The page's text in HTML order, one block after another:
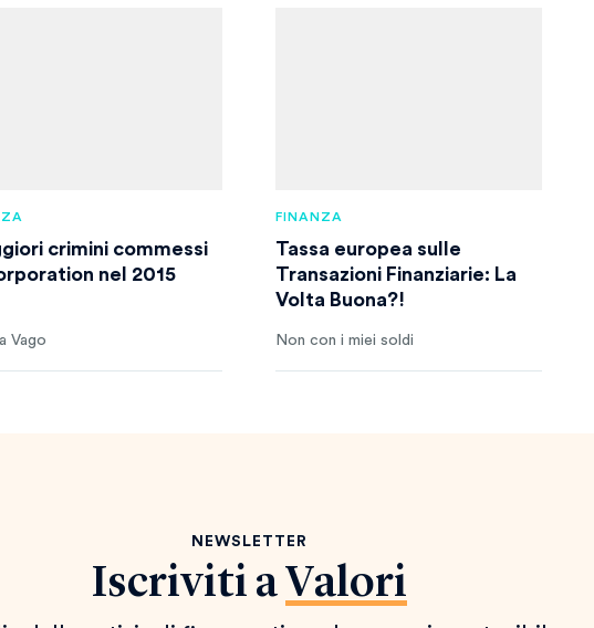
crimini commessi
nel 2015
Vago
FINANZA
Tassa europea sulle
Transazioni Finanziarie: La
Volta Buona?!
Non con i miei soldi
NEWSLETTER
Iscriviti a Valori